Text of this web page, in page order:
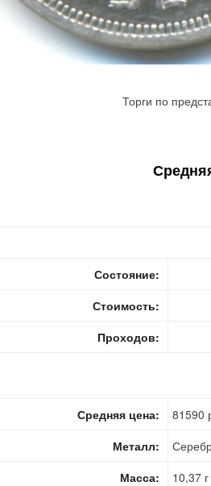
Торги по
Состояние:
Стоимость:
Проходов:
Средняя цена:
81590
Металл:
Масса:
10,37 г